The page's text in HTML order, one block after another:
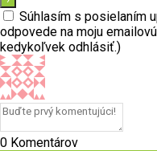
Súhlasím s posielaním
odpovede na moju
kedykoľvek odhlásiť.)
0 Komentárov